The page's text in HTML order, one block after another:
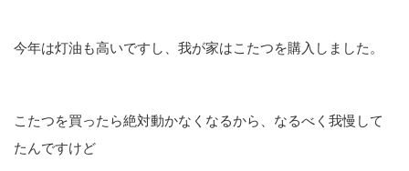
今年は灯油も高いですし、我が家はこたつを購入しました。
こたつを買ったら絶対動かなくなるから、なるべく我慢して
たんですけど